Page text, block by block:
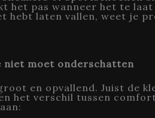
het pas wanneer het te
hebt laten vallen, weet je
niet moet onderschatten
en opvallend. Juist de
het verschil tussen